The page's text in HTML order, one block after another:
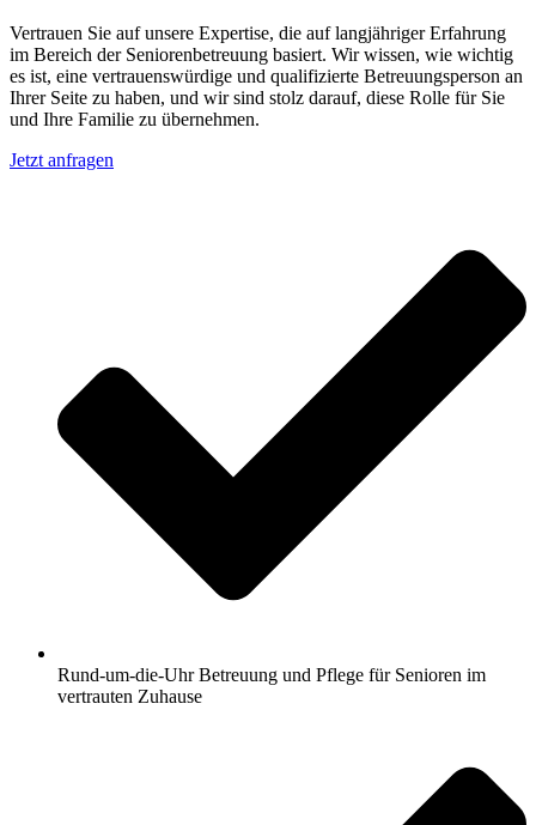
Vertrauen Sie auf unsere Expertise, die auf langjähriger Erfahrung
im Bereich der Seniorenbetreuung basiert. Wir wissen, wie wichtig
es ist, eine vertrauenswürdige und qualifizierte Betreuungsperson an
Ihrer Seite zu haben, und wir sind stolz darauf, diese Rolle für Sie
und Ihre Familie zu übernehmen.
Jetzt anfragen
Rund-um-die-Uhr Betreuung und Pflege für Senioren im
vertrauten Zuhause